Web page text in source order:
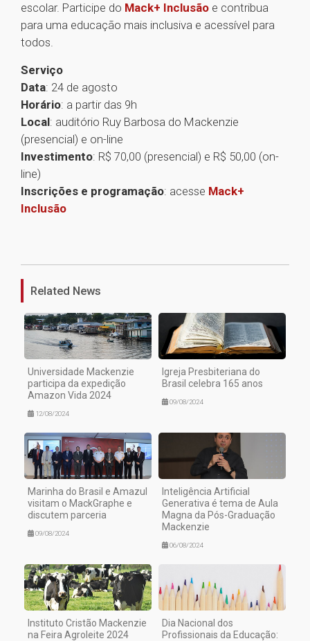
escolar. Participe do Mack+ Inclusão e contribua
para uma educação mais inclusiva e acessível para
todos.
Serviço
Data: 24 de agosto
Horário: a partir das 9h
Local: auditório Ruy Barbosa do Mackenzie
(presencial) e on-line
Investimento: R$ 70,00 (presencial) e R$ 50,00 (on-
line)
Inscrições e programação: acesse Mack+
Inclusão
Related News
Universidade Mackenzie
participa da expedição
Amazon Vida 2024
12/08/2024
Igreja Presbiteriana do
Brasil celebra 165 anos
09/08/2024
Marinha do Brasil e Amazul
visitam o MackGraphe e
discutem parceria
09/08/2024
Inteligência Artificial
Generativa é tema de Aula
Magna da Pós-Graduação
Mackenzie
06/08/2024
Instituto Cristão Mackenzie
na Feira Agroleite 2024
Dia Nacional dos
Profissionais da Educação: